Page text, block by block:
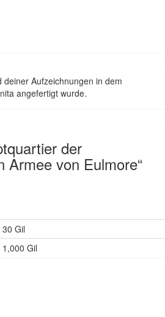
Aufzeichnungen in dem
angefertigt wurde.
der
Armee von Eulmore“
30 Gil
1,000 Gil